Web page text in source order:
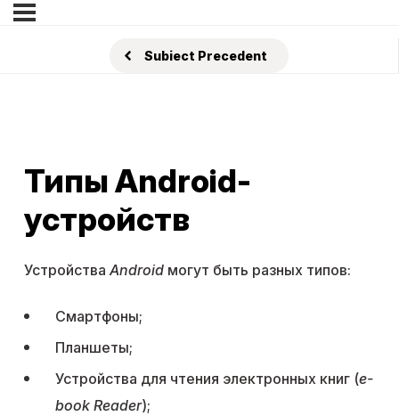
Subiect Precedent
Типы Android-
устройств
УстройстваAndroid могут быть разных типов:
Смартфоны;
Планшеты;
Устройства для чтения электронных книг (e-
book Reader);